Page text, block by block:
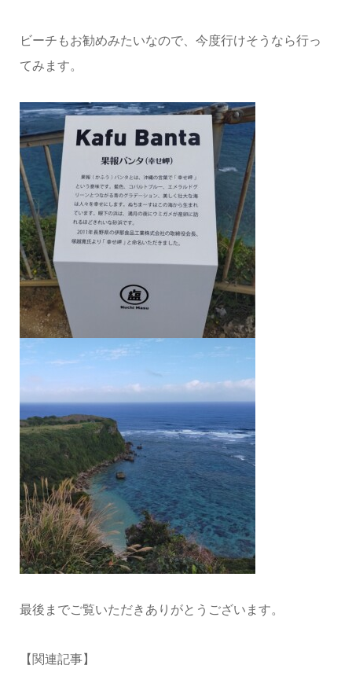
ビーチもお勧めみたいなので、今度行けそうなら行っ
てみます。
最後までご覧いただきありがとうございます。
【関連記事】